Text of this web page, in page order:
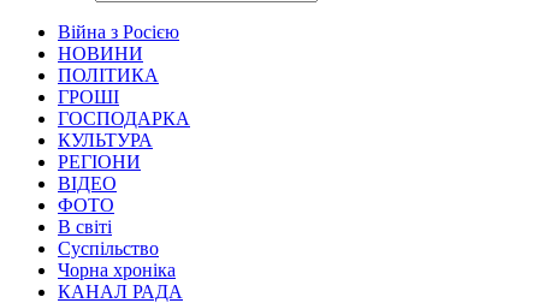
Війна з Росією
НОВИНИ
ПОЛІТИКА
ГРОШІ
ГОСПОДАРКА
КУЛЬТУРА
РЕГІОНИ
ВІДЕО
ФОТО
В світі
Суспільство
Чорна хроніка
КАНАЛ РАДА